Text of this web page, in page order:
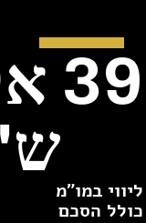
ליווי במו"מ
כולל הסכם
39